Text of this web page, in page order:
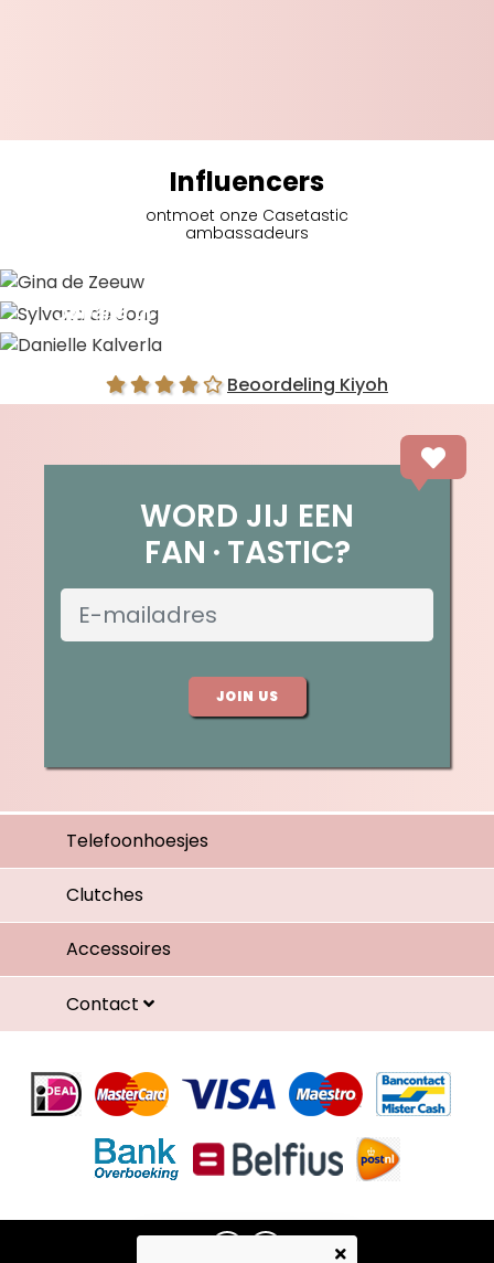
Influencers
ontmoet onze Casetastic
ambassadeurs
Sylvana de Jong
Beoordeling Kiyoh
WORD JIJ EEN
FAN TASTIC?
JOIN US
Telefoonhoesjes
Clutches
Accessoires
Contact